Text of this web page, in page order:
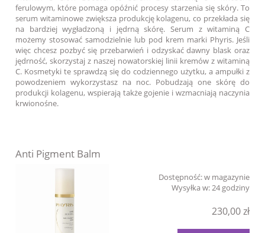
ferulowym, które pomaga opóźnić procesy starzenia się skóry. To
serum witaminowe zwiększa produkcję kolagenu, co przekłada się
na bardziej wygładzoną i jędrną skórę. Serum z witaminą C
możemy stosować samodzielnie lub pod krem marki Phyris. Jeśli
więc chcesz pozbyć się przebarwień i odzyskać dawny blask oraz
jędrność, skorzystaj z naszej nowatorskiej linii kremów z witaminą
C. Kosmetyki te sprawdzą się do codziennego użytku, a ampułki z
powodzeniem wykorzystasz na noc. Pobudzają one skórę do
produkcji kolagenu, wspierają także gojenie i wzmacniają naczynia
krwionośne.
Anti Pigment Balm
Dostępność:w magazynie
Wysyłka w:24 godziny
230,00 zł